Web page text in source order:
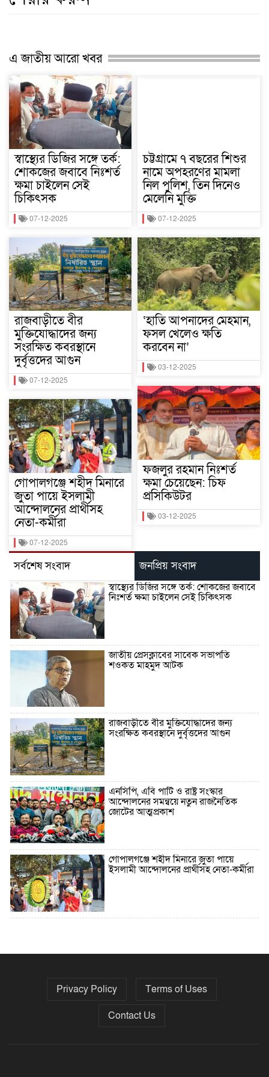
এ জাতীয় আরো খবর
স্বাস্থ্যের ডিজির সঙ্গে তর্ক:
শোকজের জবাবে নিঃশর্ত
ক্ষমা চাইলেন সেই
চিকিৎসক
07-12-2025
রাজবাড়ীতে বীর
মুক্তিযোদ্ধাদের জন্য
সংরক্ষিত কবরস্থানে
দুর্বৃত্তদের আগুন
07-12-2025
গোপালগঞ্জে শহীদ মিনারে
জুতা পায়ে ইসলামী
আন্দোলনের প্রার্থীসহ
নেতা-কর্মীরা
07-12-2025
চট্টগ্রামে ৭ বছরের শিশুর
নামে অপহরণের মামলা
নিল পুলিশ, তিন দিনেও
মেলেনি মুক্তি
07-12-2025
‘হাতি আপনাদের মেহমান,
ফসল খেলেও ক্ষতি
করবেন না’
03-12-2025
ফজলুর রহমান নিঃশর্ত
ক্ষমা চেয়েছেন: চিফ
প্রসিকিউটর
03-12-2025
সর্বশেষ সংবাদ জনপ্রিয় সংবাদ
স্বাস্থ্যের ডিজির সঙ্গে তর্ক: শোকজের জবাবে
নিঃশর্ত ক্ষমা চাইলেন সেই চিকিৎসক
জাতীয় প্রেসক্লাবের সাবেক সভাপতি
শওকত মাহমুদ আটক
রাজবাড়ীতে বীর মুক্তিযোদ্ধাদের জন্য
সংরক্ষিত কবরস্থানে দুর্বৃত্তদের আগুন
এনসিপি, এবি পার্টি ও রাষ্ট্র সংস্কার
আন্দোলনের সমন্বয়ে নতুন রাজনৈতিক
জোটের আত্মপ্রকাশ
গোপালগঞ্জে শহীদ মিনারে জুতা পায়ে
ইসলামী আন্দোলনের প্রার্থীসহ নেতা-কর্মীরা
নির্বাচনের তফসিল ৮-১৫ ডিসেম্বরের মধ্যে
Privacy Policy
Terms of Uses
Contact Us